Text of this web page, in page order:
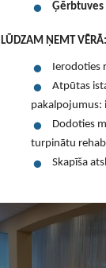
Ģērbtuves
LŪDZAM ŅEMT VĒRĀ:
Ierodoties
Atpūtas
pakalpojumus:
Dodoties
turpinātu
Skapīša